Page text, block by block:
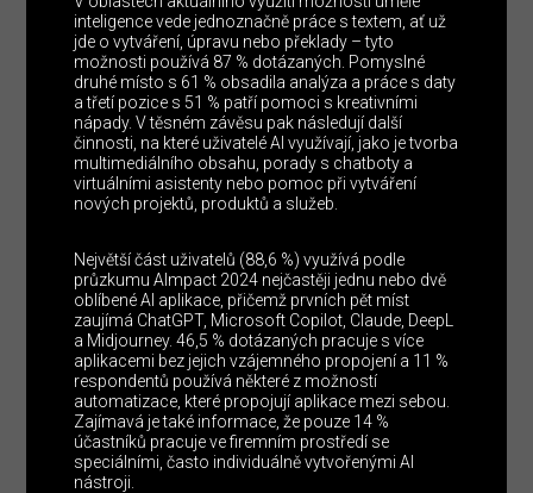
inteligence vede jednoznačně práce s textem, ať už
jde o vytváření, úpravu nebo překlady –⁠⁠⁠⁠⁠⁠ tyto
možnosti používá 87 % dotázaných. Pomyslné
druhé místo s 61 % obsadila analýza a práce s daty
a třetí pozice s 51 % patří pomoci s kreativními
nápady. V těsném závěsu pak následují další
činnosti, na které uživatelé AI využívají, jako je tvorba
multimediálního obsahu, porady s chatboty a
virtuálními asistenty nebo pomoc při vytváření
nových projektů, produktů a služeb.
Největší část uživatelů (88,6 %) využívá podle
průzkumu AImpact 2024 nejčastěji jednu nebo dvě
oblíbené AI aplikace, přičemž prvních pět míst
zaujímá ChatGPT, Microsoft Copilot, Claude, DeepL
a Midjourney. 46,5 % dotázaných pracuje s více
aplikacemi bez jejich vzájemného propojení a 11 %
respondentů používá některé z možností
automatizace, které propojují aplikace mezi sebou.
Zajímavá je také informace, že pouze 14 %
účastníků pracuje ve firemním prostředí se
speciálními, často individuálně vytvořenými AI
nástroji.